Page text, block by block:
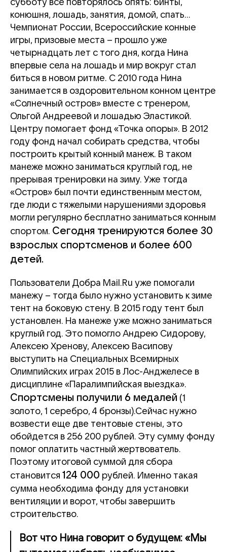
субботу все повторялось опять: бинты,
конюшня, лошадь, занятия, домой, спать…
Чемпионат России, Всероссийские конные
игры, призовые места – прошло уже
четырнадцать лет с того дня, когда Нина
впервые села на лошадь и мир вокруг стал
биться в новом ритме. С 2010 года Нина
занимается в оздоровительном конном центре
«Солнечный остров» вместе с тренером,
Ольгой Андреевой и лошадью Эластикой.
Центру помогает фонд «Точка опоры». В 2012
году фонд начал собирать средства, чтобы
построить крытый конный манеж. В таком
манеже можно заниматься круглый год, не
прерывая тренировки на зиму. Уже тогда
«Остров» был почти единственным местом,
где люди с тяжелыми нарушениями здоровья
могли регулярно бесплатно заниматься конным
спортом. Сегодня тренируются более 30
взрослых спортсменов и более 600
детей.
Пользователи Добра Mail.Ru уже помогали
манежу – тогда было нужно установить к зиме
тент на боковую стену. В 2015 году тент был
установлен. На манеже уже можно заниматься
круглый год. Это помогло Андрею Сидорову,
Алексею Хренову, Алексею Васипову
выступить на Специальных Всемирных
Олимпийских играх 2015 в Лос-Анджелесе в
дисциплине «Паралимпийская выездка».
Спортсмены получили 6 медалей (1
золото, 1 серебро, 4 бронзы).Сейчас нужно
возвести еще две тентовые стены, это
обойдется в 256 200 рублей. Эту сумму фонду
помог оплатить частный жертвователь.
Поэтому итоговой суммой для сбора
становится 124 000 рублей. Именно такая
сумма необходима фонду для установки
вентиляции и ворот, чтобы завершить
строительство.
Вот что Нина говорит о будущем: «Мы